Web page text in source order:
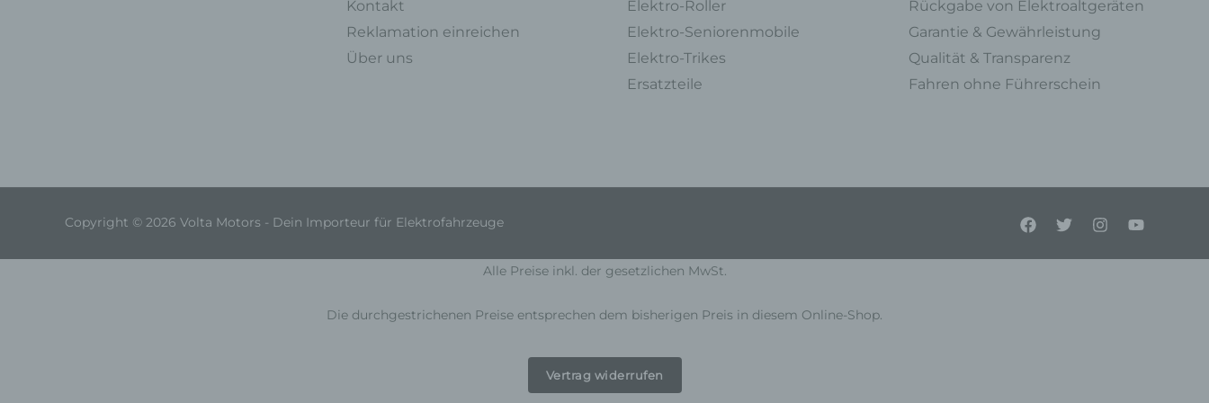
Kontakt
Reklamation einreichen
Über uns
Elektro-Roller
Elektro-Seniorenmobile
Elektro-Trikes
Ersatzteile
Rückgabe von Elektroaltgeräten
Garantie & Gewährleistung
Qualität & Transparenz
Fahren ohne Führerschein
Copyright © 2026 Volta Motors - Dein Importeur für Elektrofahrzeuge
Alle Preise inkl. der gesetzlichen MwSt.
Die durchgestrichenen Preise entsprechen dem bisherigen Preis in diesem Online-Shop.
Vertrag widerrufen
d) Einschränkung der Verarbeitung
personenbezogener Daten mit dem Ziel, ihre künftige Verarbeitung
Daten, die darin besteht, dass diese personenbezogenen Daten verwendet
Person beziehen, zu bewerten, insbesondere, um Aspekte bezüglich
Interessen, Zuverlässigkeit, Verhalten, Aufenthaltsort oder Ortswechsel
f) Pseudonymisierung
Weise, auf welche die personenbezogenen Daten ohne Hinzuziehung